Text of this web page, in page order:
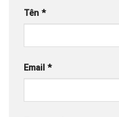
Tên *
Email *